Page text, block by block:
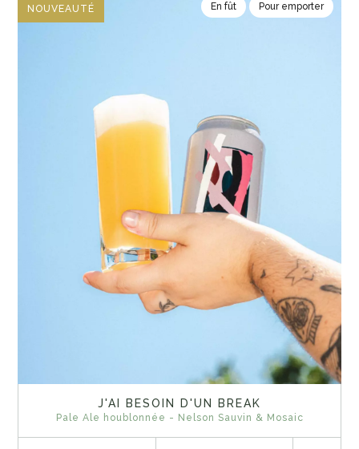
NOUVEAUTÉ En fût Pour emporter
J'AI BESOIN D'UN BREAK
Pale Ale houblonnée - Nelson Sauvin & Mosaic